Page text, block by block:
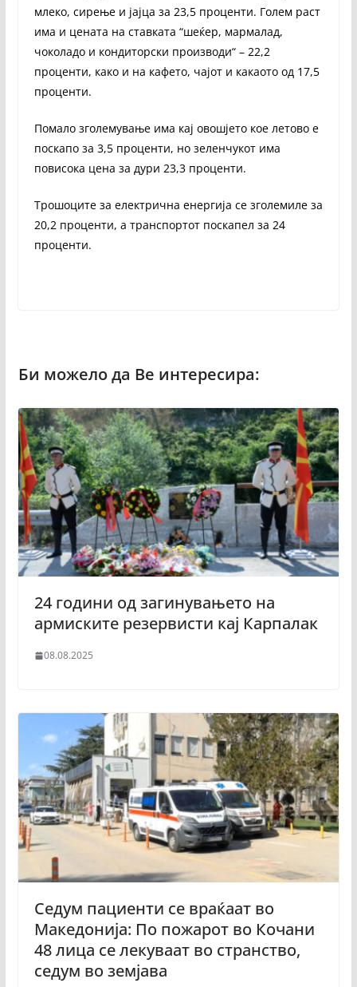
млеко, сирење и јајца за 23,5 проценти. Голем раст
има и цената на ставката “шеќер, мармалад,
чоколадо и кондиторски производи“ – 22,2
проценти, како и на кафето, чајот и какаото од 17,5
проценти.
Помало зголемување има кај овошјето кое летово е
поскапо за 3,5 проценти, но зеленчукот има
повисока цена за дури 23,3 проценти.
Трошоците за електрична енергија се зголемиле за
20,2 проценти, а транспортот поскапел за 24
проценти.
24 години од загинувањето на
армиските резервисти кај Карпалак
08.08.2025
Седум пациенти се враќаат во
Македонија: По пожарот во Кочани
48 лица се лекуваат во странство,
седум во земјава